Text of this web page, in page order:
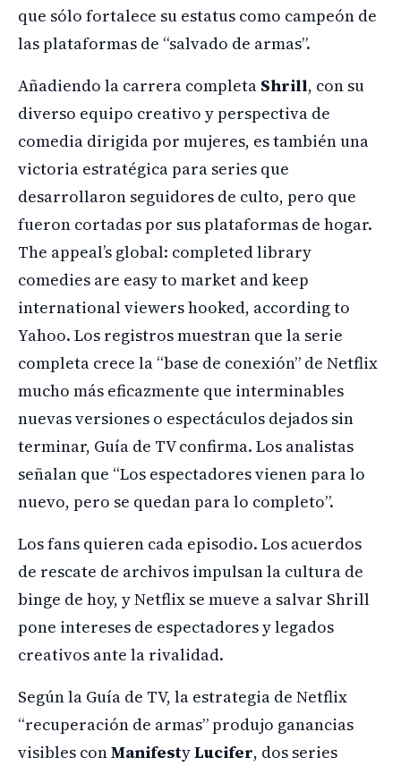
que sólo fortalece su estatus como campeón de
las plataformas de “salvado de armas”.
Añadiendo la carrera completa Shrill, con su
diverso equipo creativo y perspectiva de
comedia dirigida por mujeres, es también una
victoria estratégica para series que
desarrollaron seguidores de culto, pero que
fueron cortadas por sus plataformas de hogar.
The appeal’s global: completed library
comedies are easy to market and keep
international viewers hooked, according to
Yahoo. Los registros muestran que la serie
completa crece la “base de conexión” de Netflix
mucho más eficazmente que interminables
nuevas versiones o espectáculos dejados sin
terminar, Guía de TV confirma. Los analistas
señalan que “Los espectadores vienen para lo
nuevo, pero se quedan para lo completo”.
Los fans quieren cada episodio. Los acuerdos
de rescate de archivos impulsan la cultura de
binge de hoy, y Netflix se mueve a salvar Shrill
pone intereses de espectadores y legados
creativos ante la rivalidad.
Según la Guía de TV, la estrategia de Netflix
“recuperación de armas” produjo ganancias
visibles conManifestyLucifer, dos series